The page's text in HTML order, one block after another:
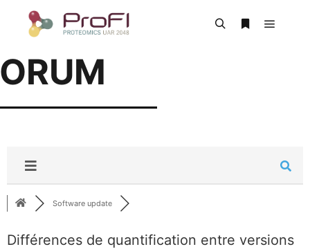
Software update
Différences de quantification entre versions